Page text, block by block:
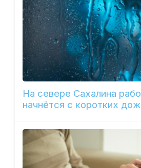
На севере Сахалина
начнётся с коротких